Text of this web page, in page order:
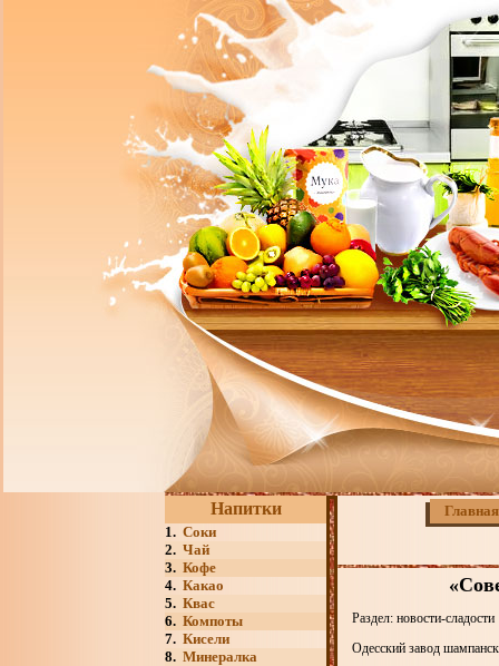
Напитки
1. Соки
2. Чай
3. Кофе
4. Какао
5. Квас
6. Компоты
7. Кисели
8. Минералка
Главная
Раздел: новости-сладости
Одесский завод